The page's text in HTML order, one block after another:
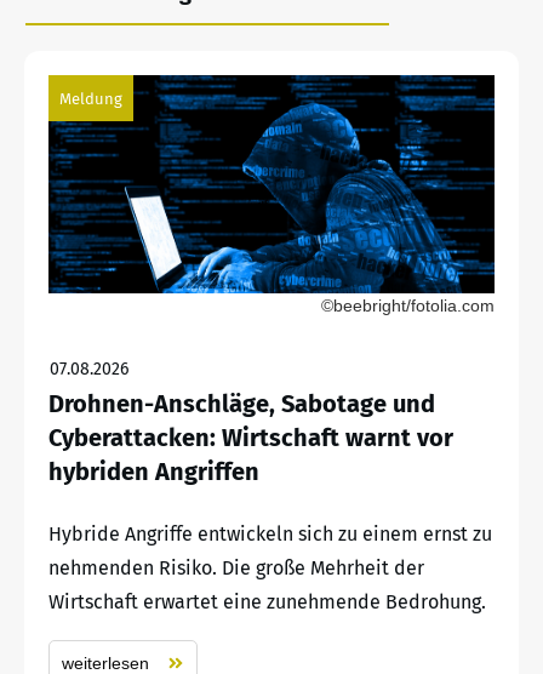
Meldung
©beebright/fotolia.com
07.08.2026
Drohnen-Anschläge, Sabotage und
Cyberattacken: Wirtschaft warnt vor
hybriden Angriffen
Hybride Angriffe entwickeln sich zu einem ernst zu
nehmenden Risiko. Die große Mehrheit der
Wirtschaft erwartet eine zunehmende Bedrohung.
weiterlesen